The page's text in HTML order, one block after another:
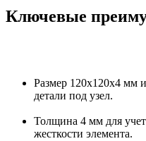
Ключевые
Размер 120х120х4 мм
детали под узел.
Толщина 4 мм для
жесткости элемента.